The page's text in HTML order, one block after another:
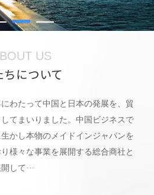
US
ちについて
わたって中国と日本の発展を、貿
てまいりました。中国ビジネスで
かし本物のメイドインジャパンを
様々な事業を展開する総合商社と
して···